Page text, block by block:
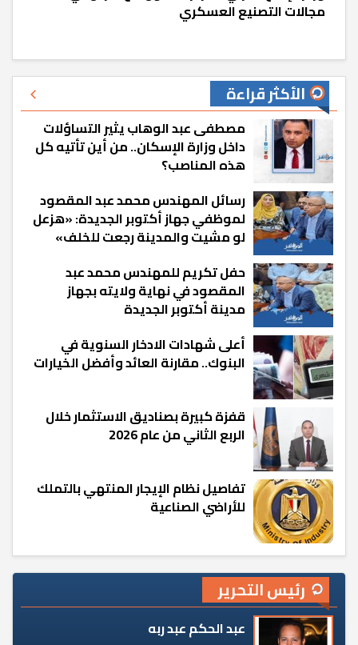
مجالات التصنيع العسكري
الأكثر قراءة
مصطفى عبد الوهاب يثير التساؤلات
داخل وزارة الإسكان.. من أين تأتيه كل
هذه المناصب؟
رسائل المهندس محمد عبد المقصود
لموظفي جهاز أكتوبر الجديدة: «هزعل
لو مشيت والمدينة رجعت للخلف»
حفل تكريم للمهندس محمد عبد
المقصود في نهاية ولايته بجهاز
مدينة أكتوبر الجديدة
أعلى شهادات الادخار السنوية في
البنوك.. مقارنة العائد وأفضل الخيارات
قفزة كبيرة بصناديق الاستثمار خلال
الربع الثاني من عام 2026
تفاصيل نظام الإيجار المنتهي بالتملك
للأراضي الصناعية
رئيس التحرير
عبد الحكم عبد ربه